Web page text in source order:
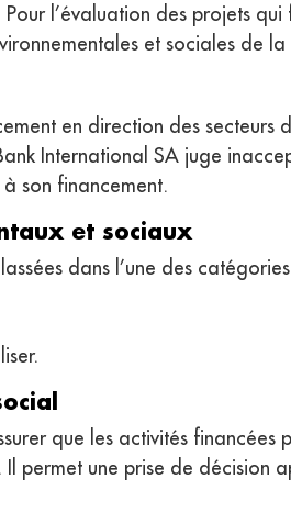
l’évaluation des projets
et sociales de
en direction des secteurs
International SA juge
son financement.
et sociaux
dans l’une des
que les activités financées
Il permet une prise de décision